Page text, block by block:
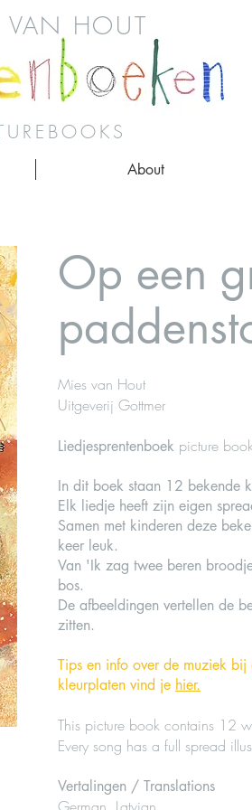
VAN HOUT
About
Op een
Mies van Hout
Uitgeverij Gottmer
Liedjesprentenboek picture
In dit boek staan 12 bekende
Elk liedje heeft zijn eigen
Samen met kinderen deze
keer leuk.
Van 'Ik zag twee beren
bos.
De afbeeldingen vertellen de
zitten.
Tips en info over de muziek
kleurplaten vind je hier.
This picture book contains 12
Every song has a full spread
Vertalingen / Translations